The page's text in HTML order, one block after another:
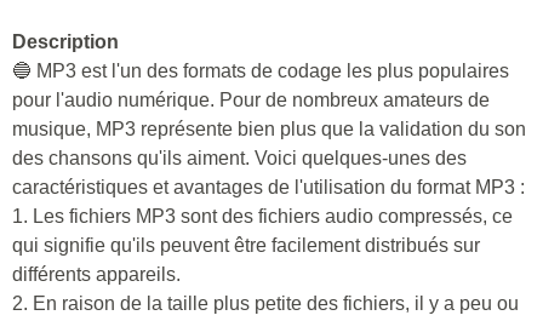
Description
🔵 MP3 est l'un des formats de codage les plus populaires
pour l'audio numérique. Pour de nombreux amateurs de
musique, MP3 représente bien plus que la validation du son
des chansons qu'ils aiment. Voici quelques-unes des
caractéristiques et avantages de l'utilisation du format MP3 :
1. Les fichiers MP3 sont des fichiers audio compressés, ce
qui signifie qu'ils peuvent être facilement distribués sur
différents appareils.
2. En raison de la taille plus petite des fichiers, il y a peu ou